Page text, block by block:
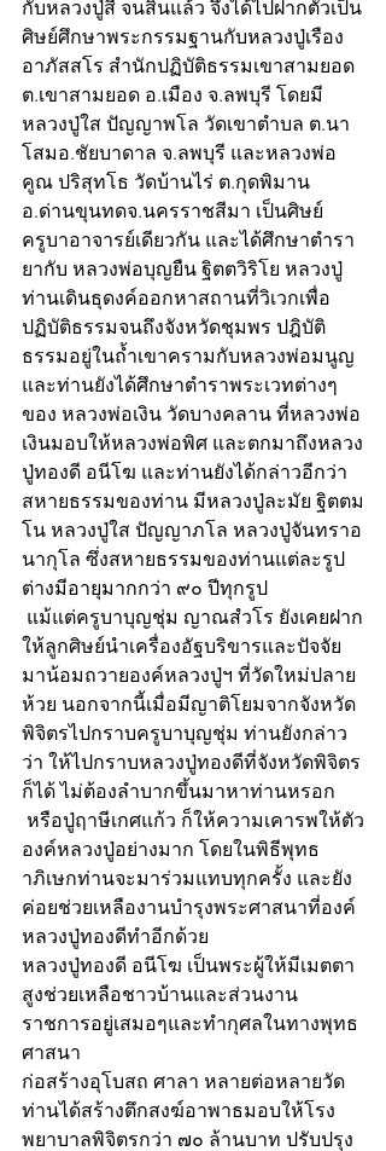
กับหลวงปู่สี จนสิ้นแล้ว จึงได้ไปฝากตัวเป็น
ศิษย์ศึกษาพระกรรมฐานกับหลวงปู่เรือง
อาภัสสโร สำนักปฏิบัติธรรมเขาสามยอด
ต.เขาสามยอด อ.เมือง จ.ลพบุรี โดยมี
หลวงปู่ใส ปัญญาพโล วัดเขาตำบล ต.นา
โสมอ.ชัยบาดาล จ.ลพบุรี และหลวงพ่อ
คูณ ปริสุทโธ วัดบ้านไร่ ต.กุดพิมาน
อ.ด่านขุนทดจ.นครราชสีมา เป็นศิษย์
ครูบาอาจารย์เดียวกัน และได้ศึกษาตำรา
ยากับ หลวงพ่อบุญยืน ฐิตตวิริโย หลวงปู่
ท่านเดินธุดงค์ออกหาสถานที่วิเวกเพื่อ
ปฏิบัติธรรมจนถึงจังหวัดชุมพร ปฎิบัติ
ธรรมอยู่ในถ้ำเขาครามกับหลวงพ่อมนูญ
และท่านยังได้ศึกษาตำราพระเวทต่างๆ
ของ หลวงพ่อเงิน วัดบางคลาน ที่หลวงพ่อ
เงินมอบให้หลวงพ่อพิศ และตกมาถึงหลวง
ปู่ทองดี อนีโฆ และท่านยังได้กล่าวอีกว่า
สหายธรรมของท่าน มีหลวงปู่ละมัย ฐิตตม
โน หลวงปู่ใส ปัญญาภโล หลวงปู่จันทราอ
นากุโล ซึ่งสหายธรรมของท่านแต่ละรูป
ต่างมีอายุมากกว่า ๙๐ ปีทุกรูป
ให้ลูกศิษย์นำเครื่องอัฐบริขารและปัจจัย
มาน้อมถวายองค์หลวงปู่ฯ ที่วัดใหม่ปลาย
ห้วย นอกจากนี้เมื่อมีญาติโยมจากจังหวัด
พิจิตรไปกราบครูบาบุญชุ่ม ท่านยังกล่าว
ว่า ให้ไปกราบหลวงปู่ทองดีที่จังหวัดพิจิตร
ก็ได้ ไม่ต้องลำบากขึ้นมาหาท่านหรอก
องค์หลวงปู่อย่างมาก โดยในพิธีพุทธ
าภิเษกท่านจะมาร่วมแทบทุกครั้ง และยัง
ค่อยช่วยเหลืองานบำรุงพระศาสนาที่องค์
หลวงปู่ทองดีทำอีกด้วย
หลวงปู่ทองดี อนีโฆ เป็นพระผู้ให้มีเมตตา
สูงช่วยเหลือชาวบ้านและส่วนงาน
ราชการอยู่เสมอๆและทำกุศลในทางพุทธ
ศาสนา
ก่อสร้างอุโบสถ ศาลา หลายต่อหลายวัด
ท่านได้สร้างตึกสงฆ์อาพาธมอบให้โรง
พยาบาลพิจิตรกว่า ๗๐ ล้านบาท ปรับปรุง